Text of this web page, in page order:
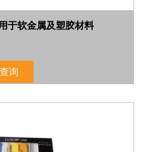
于软金属及塑胶材料
查询